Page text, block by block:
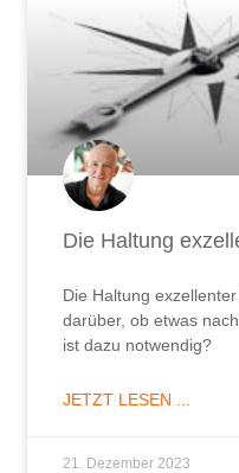
Die Haltung
Die Haltung
darüber, ob etwas
ist dazu notwendig?
JETZT LESEN ...
21. Dezember 2023